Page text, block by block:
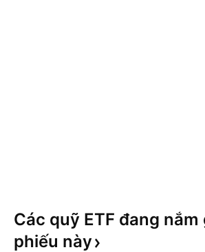
Các quỹ ETF đang nắm
phiếu này